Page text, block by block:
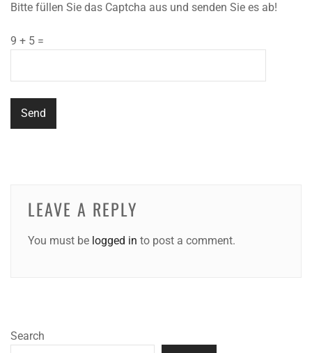
Bitte füllen Sie das Captcha aus und senden Sie es ab!
9 + 5 =
LEAVE A REPLY
You must be logged in to post a comment.
Search